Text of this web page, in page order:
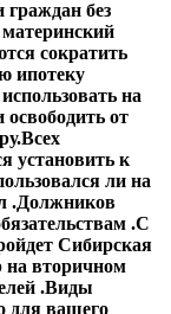
граждан без
сократить
ипотеку
на
от
Всех
установить к
ли на
.Должников
.С
Сибирская
вторичном
.Виды
для вашего